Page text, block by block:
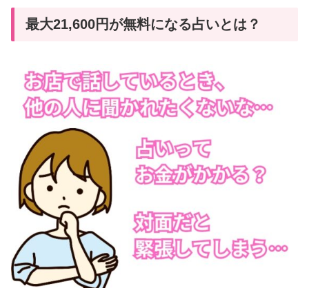
最大21,600円が無料になる占いとは？